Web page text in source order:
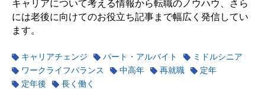
キャリアについて考える情報から転職のノウハウ、さら
には老後に向けてのお役立ち記事まで幅広く発信してい
ます。
キャリアチェンジ パート・アルバイト
ミドルシニア
ワークライフバランス
中高年 再就職
定年
定年後
長く働く